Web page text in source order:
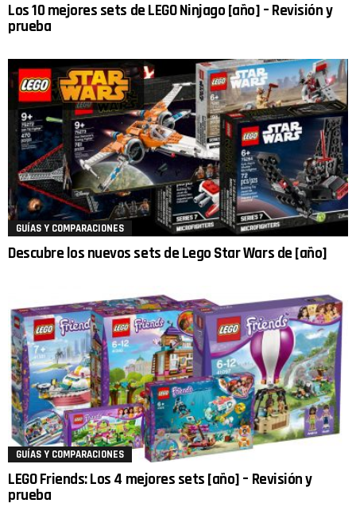
Los 10 mejores sets de LEGO Ninjago [año] – Revisión y
prueba
GUÍAS Y COMPARACIONES
Descubre los nuevos sets de Lego Star Wars de [año]
GUÍAS Y COMPARACIONES
LEGO Friends: Los 4 mejores sets [año] – Revisión y
prueba